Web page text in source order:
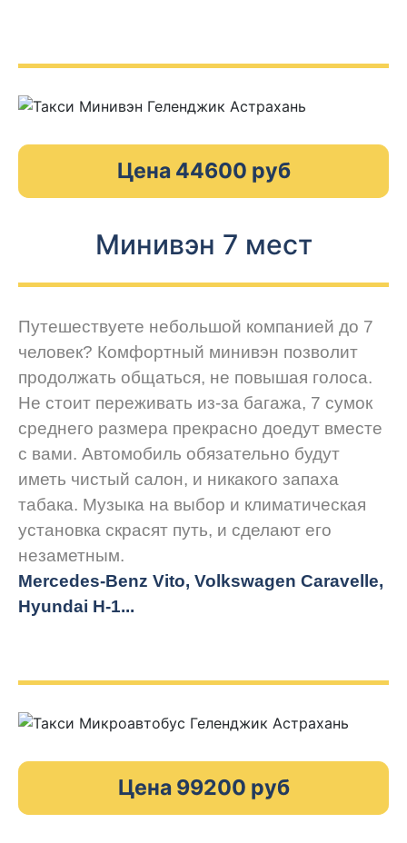
Цена 44600 руб
Минивэн 7 мест
Путешествуете небольшой компанией до 7
человек? Комфортный минивэн позволит
продолжать общаться, не повышая голоса.
Не стоит переживать из-за багажа, 7 сумок
среднего размера прекрасно доедут вместе
с вами. Автомобиль обязательно будут
иметь чистый салон, и никакого запаха
табака. Музыка на выбор и климатическая
установка скрасят путь, и сделают его
незаметным.
Mercedes-Benz Vito, Volkswagen Caravelle,
Hyundai H-1...
Цена 99200 руб